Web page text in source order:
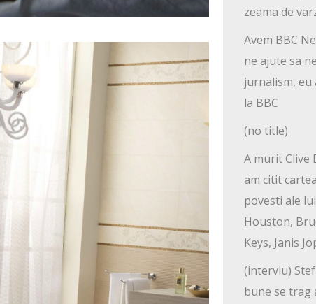
zeama de
Avem BBC
ne ajute sa
jurnalism,
la BBC
(no title)
A murit Clive
am citit
povesti ale
Houston,
Keys, Janis
(interviu)
bune se trag